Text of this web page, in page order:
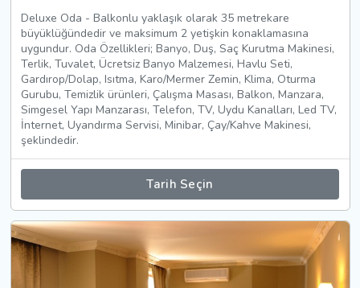
Deluxe Oda - Balkonlu yaklaşık olarak 35 metrekare
büyüklüğündedir ve maksimum 2 yetişkin konaklamasına
uygundur. Oda Özellikleri; Banyo, Duş, Saç Kurutma Makinesi,
Terlik, Tuvalet, Ücretsiz Banyo Malzemesi, Havlu Seti,
Gardırop/Dolap, Isıtma, Karo/Mermer Zemin, Klima, Oturma
Gurubu, Temizlik ürünleri, Çalışma Masası, Balkon, Manzara,
Simgesel Yapı Manzarası, Telefon, TV, Uydu Kanalları, Led TV,
İnternet, Uyandırma Servisi, Minibar, Çay/Kahve Makinesi,
şeklindedir.
Tarih Seçin